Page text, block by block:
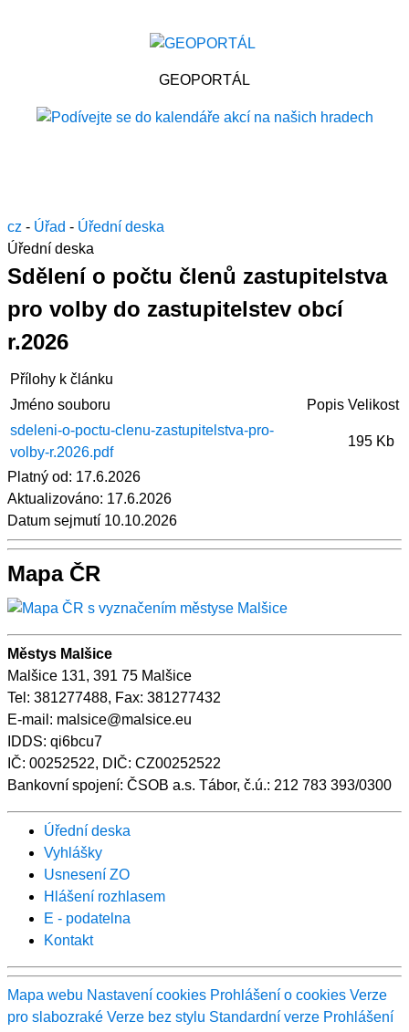
GEOPORTÁL
cz - Úřad - Úřední deska
Úřední deska
Sdělení o počtu členů zastupitelstva
pro volby do zastupitelstev obcí
r.2026
Přílohy k článku
Jméno souboru
Popis Velikost
sdeleni-o-poctu-clenu-zastupitelstva-pro-
volby-r.2026.pdf
195 Kb
Platný od: 17.6.2026
Aktualizováno: 17.6.2026
Datum sejmutí 10.10.2026
Mapa ČR
Městys Malšice
Malšice 131, 391 75 Malšice
Tel: 381277488, Fax: 381277432
E-mail: malsice@malsice.eu
IDDS: qi6bcu7
IČ: 00252522, DIČ: CZ00252522
Bankovní spojení: ČSOB a.s. Tábor, č.ú.: 212 783 393/0300
Úřední deska
Vyhlášky
Usnesení ZO
Hlášení rozhlasem
E - podatelna
Kontakt
Mapa webu Nastavení cookies Prohlášení o cookies Verze
pro slabozraké Verze bez stylu Standardní verze Prohlášení